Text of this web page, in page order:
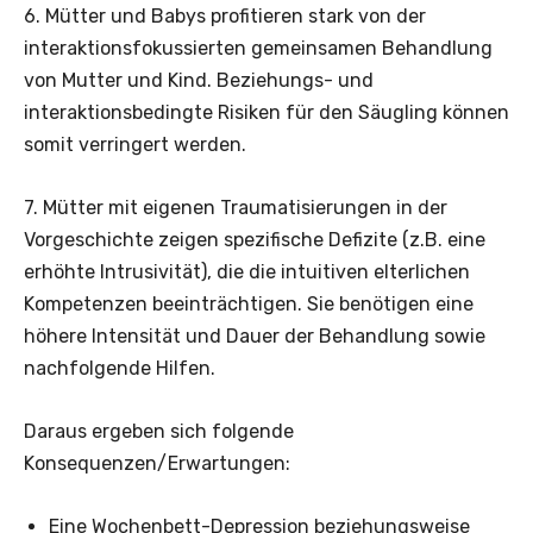
6. Mütter und Babys profitieren stark von der
interaktionsfokussierten gemeinsamen Behandlung
von Mutter und Kind. Beziehungs- und
interaktionsbedingte Risiken für den Säugling können
somit verringert werden.
7. Mütter mit eigenen Traumatisierungen in der
Vorgeschichte zeigen spezifische Defizite (z.B. eine
erhöhte Intrusivität), die die intuitiven elterlichen
Kompetenzen beeinträchtigen. Sie benötigen eine
höhere Intensität und Dauer der Behandlung sowie
nachfolgende Hilfen.
Daraus ergeben sich folgende
Konsequenzen/Erwartungen:
Eine Wochenbett-Depression beziehungsweise